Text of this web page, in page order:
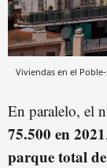
Viviendas en el
En paralelo, el
75.500 en 2021
parque total